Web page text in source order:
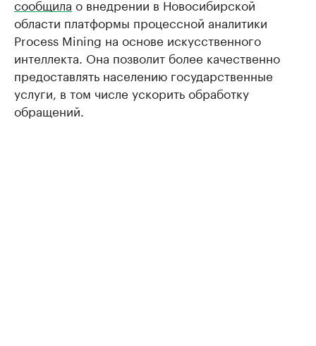
сообщила о внедрении в Новосибирской
области платформы процессной аналитики
Process Mining на основе искусственного
интеллекта. Она позволит более качественно
предоставлять населению государственные
услуги, в том числе ускорить обработку
обращений.